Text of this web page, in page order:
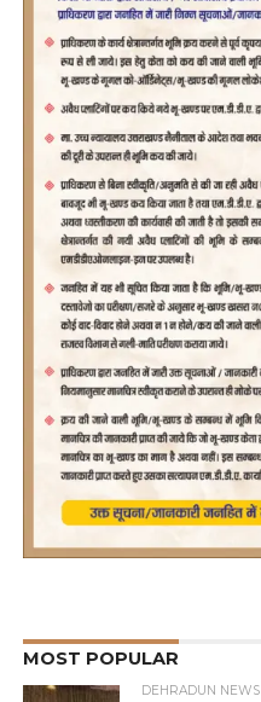
MOST POPULAR
DEHRADUN NEWS